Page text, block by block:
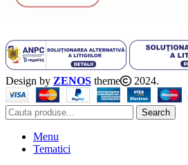
Design by ZENOS theme 2024.
Search
Menu
Tematici